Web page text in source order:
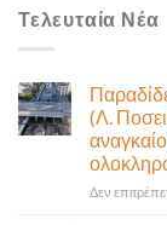
Τελευταία Νέα
(Λ.
Δεν